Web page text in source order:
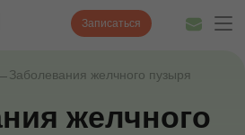
Записаться
Заболевания желчного пузыря
желчного